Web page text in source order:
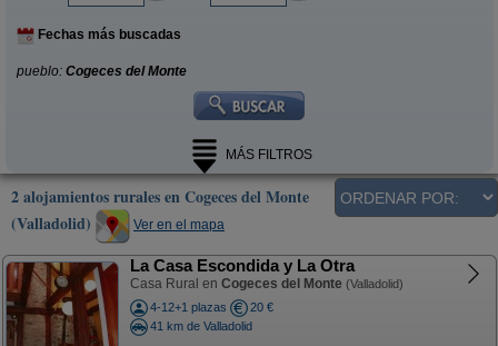
Fechas más buscadas
pueblo: Cogeces del Monte
MÁS FILTROS
2 alojamientos rurales en Cogeces del Monte
(Valladolid)
Ver en el mapa
La Casa Escondida y La Otra
Casa Rural en Cogeces del Monte (Valladolid)
4-12+1 plazas
20 €
41 km de Valladolid